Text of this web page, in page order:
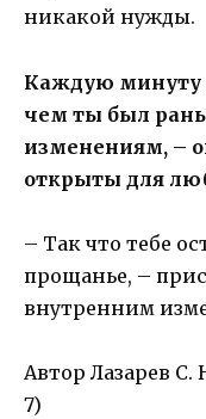
никакой нужды.
Каждую минуту
чем ты был
изменениям, –
открыты для
– Так что тебе
прощанье, –
внутренним
Автор Лазарев
7)